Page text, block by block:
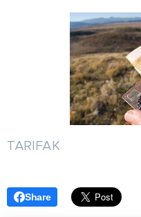
TARIFAK
Share